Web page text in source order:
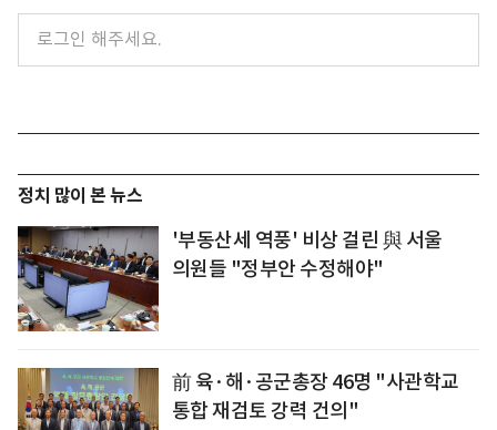
정치 많이 본 뉴스
'부동산세 역풍' 비상 걸린 與 서울
의원들 "정부안 수정해야"
前 육·해·공군총장 46명 "사관학교
통합 재검토 강력 건의"